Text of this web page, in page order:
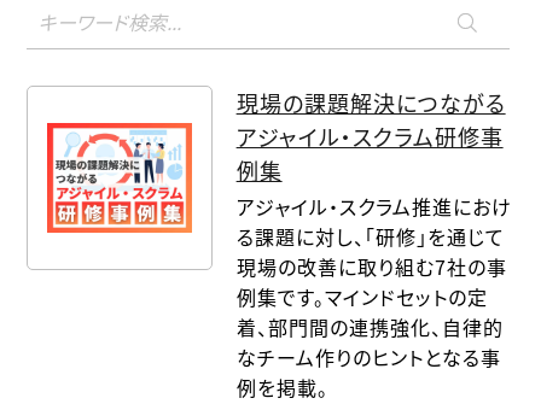
現場の課題解決につながる
アジャイル・スクラム研修事
例集
アジャイル・スクラム推進におけ
る課題に対し、「研修」を通じて
現場の改善に取り組む7社の事
例集です。マインドセットの定
着、部門間の連携強化、自律的
なチーム作りのヒントとなる事
例を掲載。